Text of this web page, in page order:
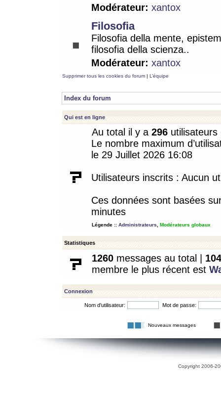
Modérateur: xantox
Filosofia
Filosofia della mente,
filosofia della scienza..
Modérateur: xantox
Supprimer tous les cookies du forum | L’équipe
Index du forum
Qui est en ligne
Au total il y a 296
Le nombre maximum
le 29 Juillet 2026 16:08
Utilisateurs inscrits : Aucun
Ces données sont basées
minutes
Légende :: Administrateurs Modérateurs globaux
Statistiques
1260 messages au total | 104
membre le plus récent est
Connexion
Nom d’utilisateur: Mot de passe:
Nouveaux messages
Copyright 2006-